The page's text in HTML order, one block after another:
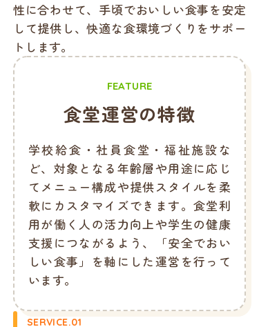
性に合わせて、手頃でおいしい食事を安定
して提供し、快適な食環境づくりをサポー
トします。
FEATURE
食堂運営の特徴
学校給食・社員食堂・福祉施設な
ど、対象となる年齢層や用途に応じ
てメニュー構成や提供スタイルを柔
軟にカスタマイズできます。食堂利
用が働く人の活力向上や学生の健康
支援につながるよう、「安全でおい
しい食事」を軸にした運営を行って
います。
SERVICE.01